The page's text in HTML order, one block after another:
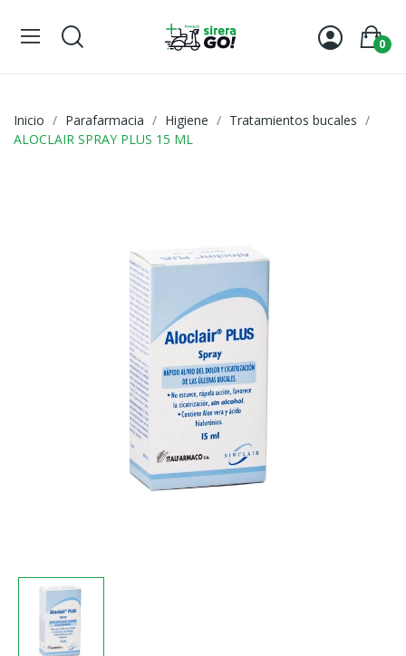
0
Inicio Parafarmacia Higiene
Tratamientos bucales
ALOCLAIR SPRAY PLUS 15 ML